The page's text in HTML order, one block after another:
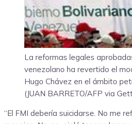
La reformas legales
venezolano ha revertido el
Hugo Chávez en el ámbito
(JUAN BARRETO/AFP via
“El FMI debería suicidarse. No me